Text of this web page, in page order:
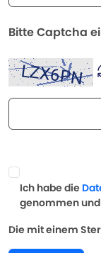
Bitte Captcha
Ich habe die
genommen
Die mit einem